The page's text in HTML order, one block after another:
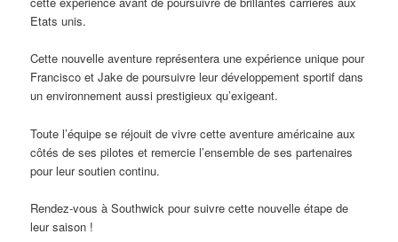
Etats unis.
Cette nouvelle aventure représentera une expérience unique pour
Francisco et Jake de poursuivre leur développement sportif dans
un environnement aussi prestigieux qu’exigeant.
Toute l’équipe se réjouit de vivre cette aventure américaine aux
côtés de ses pilotes et remercie l’ensemble de ses partenaires
pour leur soutien continu.
Rendez-vous à Southwick pour suivre cette nouvelle étape de
leur saison !